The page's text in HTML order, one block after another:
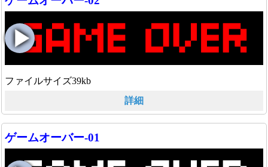
ファイルサイズ39kb
詳細
ゲームオーバー-01